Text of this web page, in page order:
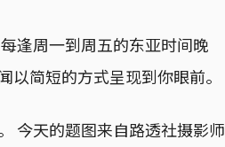
逢周一到周五的东亚时间晚
简短的方式呈现到你眼前。
今天的题图来自路透社摄影师